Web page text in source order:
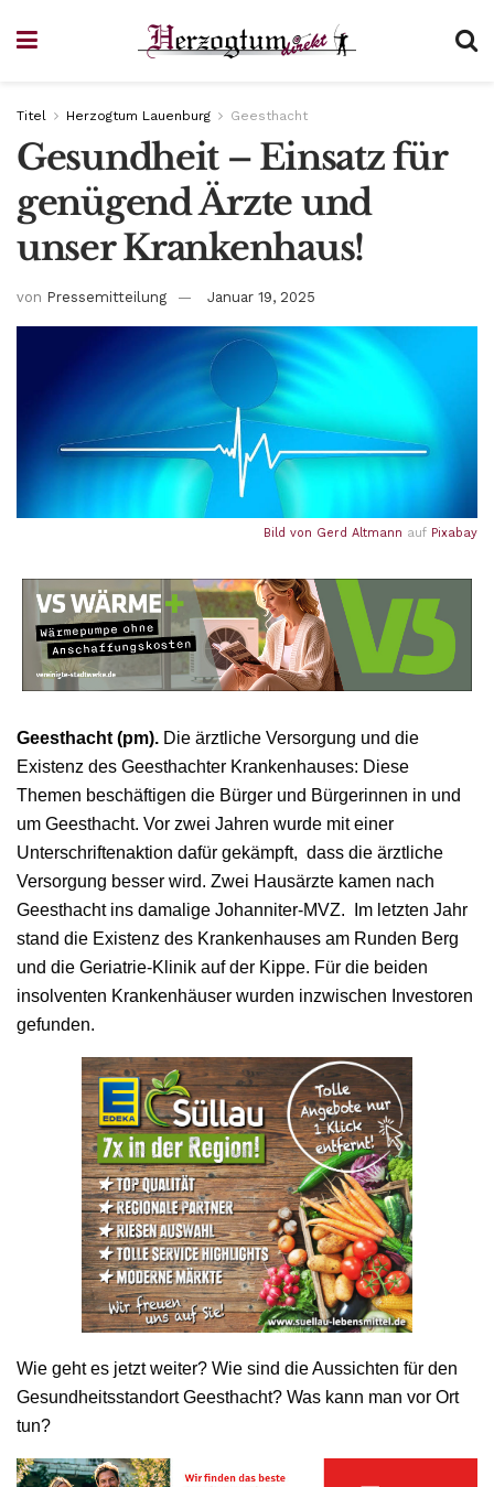
Titel Herzogtum Lauenburg Geesthacht
Gesundheit – Einsatz für
genügend Ärzte und
unser Krankenhaus!
von Pressemitteilung Januar 19, 2025
Bild von Gerd Altmann auf Pixabay
Geesthacht (pm). Die ärztliche Versorgung und die
Existenz des Geesthachter Krankenhauses: Diese
Themen beschäftigen die Bürger und Bürgerinnen in und
um Geesthacht. Vor zwei Jahren wurde mit einer
Unterschriftenaktion dafür gekämpft, dass die ärztliche
Versorgung besser wird. Zwei Hausärzte kamen nach
Geesthacht ins damalige Johanniter-MVZ. Im letzten Jahr
stand die Existenz des Krankenhauses am Runden Berg
und die Geriatrie-Klinik auf der Kippe. Für die beiden
insolventen Krankenhäuser wurden inzwischen Investoren
gefunden.
Wie geht es jetzt weiter? Wie sind die Aussichten für den
Gesundheitsstandort Geesthacht? Was kann man vor Ort
tun?